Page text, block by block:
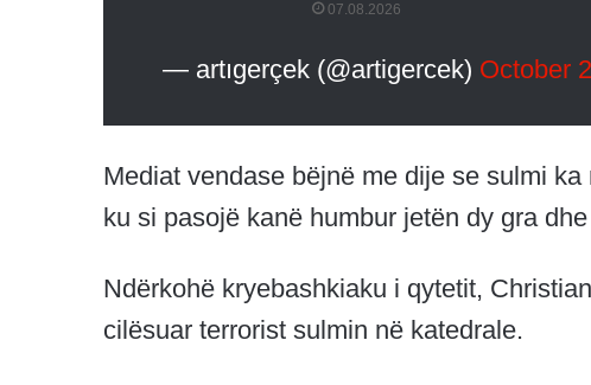
07.08.2026
— artıgerçek (@artigercek) October
Mediat vendase bëjnë me dije se sulmi
ku si pasojë kanë humbur jetën dy gra
Ndërkohë kryebashkiaku i qytetit,
cilësuar terrorist sulmin në katedrale.